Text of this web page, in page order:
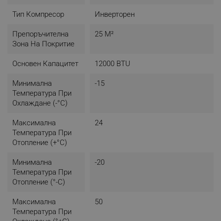
- Турбо режим
- Отопление
- Обезвлажняване
- Безшумна работа: 19 dB(A)
- Автоматично размразяване
- Работа при извънредна ситуация
- FreezeProtect до -15°C
- Двупосочно оттичане: Ляво и дясно
- Температурен термостат
- Таймер 24 ч
- Тегло: 7.1 кг
- Цвят: Бял
- Мощност: 12000 BTU
- Режим на работа: Инверторен
Тип Компресор Инверторен
Препоръчителна
Зона На Покритие
25 М²
Основен Капацитет 12000 BTU
Минимална
Температура При
Охлаждане (-°C)
-15
Максимална
Температура При
Отопление (+°C)
24
Минимална
Температура При
Отопление (°-C)
-20
Максимална
Температура При
50